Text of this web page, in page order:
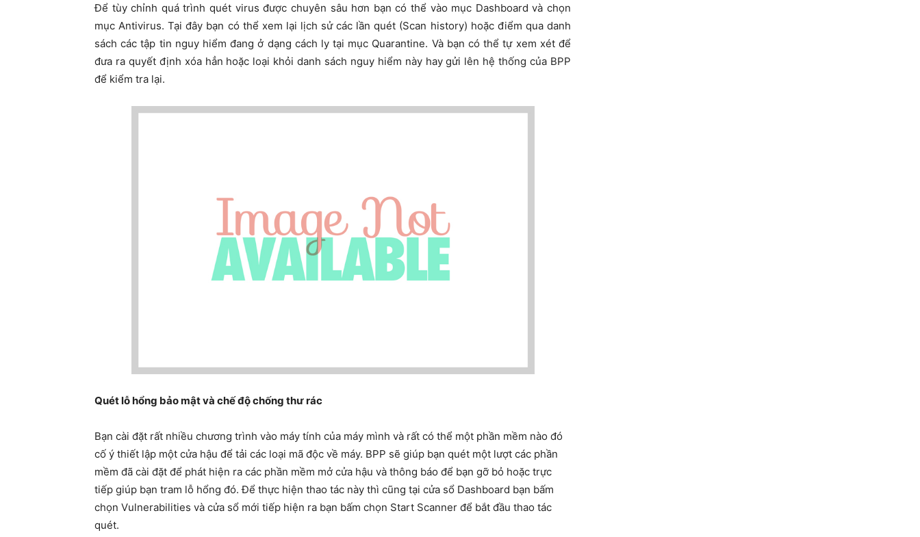
Để tùy chỉnh quá trình quét virus được chuyên sâu hơn bạn có thể vào mục Dashboard và chọn
mục Antivirus. Tại đây bạn có thể xem lại lịch sử các lần quét (Scan history) hoặc điểm qua danh
sách các tập tin nguy hiểm đang ở dạng cách ly tại mục Quarantine. Và bạn có thể tự xem xét để
đưa ra quyết định xóa hẳn hoặc loại khỏi danh sách nguy hiểm này hay gửi lên hệ thống của BPP
để kiểm tra lại.
Quét lỗ hổng bảo mật và chế độ chống thư rác
Bạn cài đặt rất nhiều chương trình vào máy tính của máy mình và rất có thể một phần mềm nào đó
cố ý thiết lập một cửa hậu để tải các loại mã độc về máy. BPP sẽ giúp bạn quét một lượt các phần
mềm đã cài đặt để phát hiện ra các phần mềm mở cửa hậu và thông báo để bạn gỡ bỏ hoặc trực
tiếp giúp bạn tram lỗ hổng đó. Để thực hiện thao tác này thì cũng tại cửa sổ Dashboard bạn bấm
chọn Vulnerabilities và cửa sổ mới tiếp hiện ra bạn bấm chọn Start Scanner để bắt đầu thao tác
quét.